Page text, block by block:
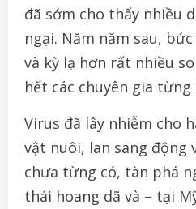
đã sớm cho thấy nhiều
ngại. Năm năm sau,
và kỳ lạ hơn rất nhiều
hết các chuyên gia từng
Virus đã lây nhiễm cho
vật nuôi, lan sang động
chưa từng có, tàn phá
thái hoang dã và – tại